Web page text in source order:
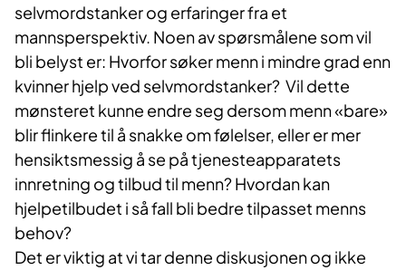
selvmordstanker og erfaringer fra et
mannsperspektiv. Noen av spørsmålene som vil
bli belyst er: Hvorfor søker menn i mindre grad enn
kvinner hjelp ved selvmordstanker? Vil dette
mønsteret kunne endre seg dersom menn «bare»
blir flinkere til å snakke om følelser, eller er mer
hensiktsmessig å se på tjenesteapparatets
innretning og tilbud til menn? Hvordan kan
hjelpetilbudet i så fall bli bedre tilpasset menns
behov?
Det er viktig at vi tar denne diskusjonen og ikke